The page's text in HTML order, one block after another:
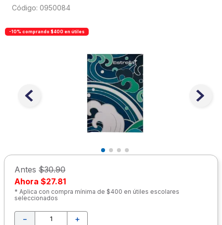
: 0950084
-10% comprando $400 en útiles
Antes $30.90
Ahora $27.81
* Aplica con compra mínima de $400 en útiles escolares
seleccionados
＋
－
3.
cuaderno
sacapuntas